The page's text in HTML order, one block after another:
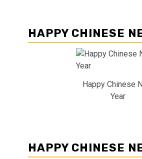
HAPPY CHINESE
Happy Chinese
Year
HAPPY CHINESE